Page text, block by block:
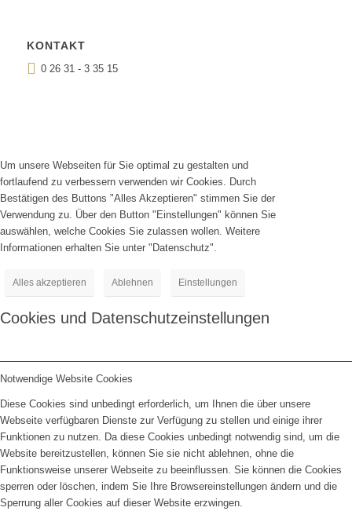
KONTAKT
0 26 31 - 3 35 15
Um unsere Webseiten für Sie optimal zu gestalten und
fortlaufend zu verbessern verwenden wir Cookies. Durch
Bestätigen des Buttons "Alles Akzeptieren" stimmen Sie der
Verwendung zu. Über den Button "Einstellungen" können Sie
auswählen, welche Cookies Sie zulassen wollen. Weitere
Informationen erhalten Sie unter "Datenschutz".
Alles akzeptieren Ablehnen Einstellungen
Cookies und Datenschutzeinstellungen
Notwendige Website Cookies
Diese Cookies sind unbedingt erforderlich, um Ihnen die über unsere
Webseite verfügbaren Dienste zur Verfügung zu stellen und einige ihrer
Funktionen zu nutzen. Da diese Cookies unbedingt notwendig sind, um die
Website bereitzustellen, können Sie sie nicht ablehnen, ohne die
Funktionsweise unserer Webseite zu beeinflussen. Sie können die Cookies
sperren oder löschen, indem Sie Ihre Browsereinstellungen ändern und die
Sperrung aller Cookies auf dieser Website erzwingen.